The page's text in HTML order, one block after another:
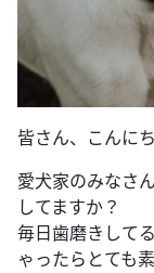
皆さん、こんにち
愛犬家のみなさ
してますか？
毎日歯磨きして
ゃったらとても